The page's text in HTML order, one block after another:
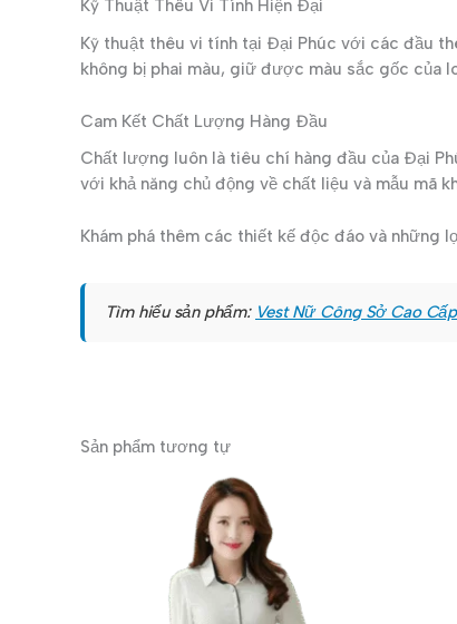
Kỹ Thuật Thêu Vi Tính Hiện Đại
Kỹ thuật thêu vi tính tại Đại Phúc với các đầu
không bị phai màu, giữ được màu sắc gốc của
Cam Kết Chất Lượng Hàng Đầu
Chất lượng luôn là tiêu chí hàng đầu của Đại
với khả năng chủ động về chất liệu và mẫu mã
Khám phá thêm các thiết kế độc đáo và những
Tìm hiểu sản phẩm: Vest Nữ Công Sở Cao
Sản phẩm tương tự